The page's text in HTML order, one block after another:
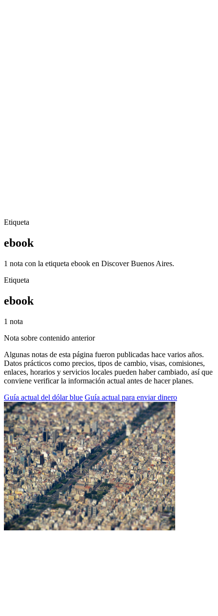
Etiqueta
ebook
1 nota con la etiqueta ebook en Discover Buenos Aires.
Etiqueta
ebook
1 nota
Nota sobre contenido anterior
Algunas notas de esta página fueron publicadas hace varios años.
Datos prácticos como precios, tipos de cambio, visas, comisiones,
enlaces, horarios y servicios locales pueden haber cambiado, así que
conviene verificar la información actual antes de hacer planes.
Guía actual del dólar blue Guía actual para enviar dinero